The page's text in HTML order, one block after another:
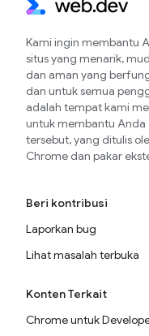
Kami ingin membantu
situs yang menarik,
dan aman yang
dan untuk semua
adalah tempat kami
untuk membantu Anda
tersebut, yang ditulis
Chrome dan pakar
Beri kontribusi
Laporkan bug
Lihat masalah terbuka
Konten Terkait
Chrome untuk